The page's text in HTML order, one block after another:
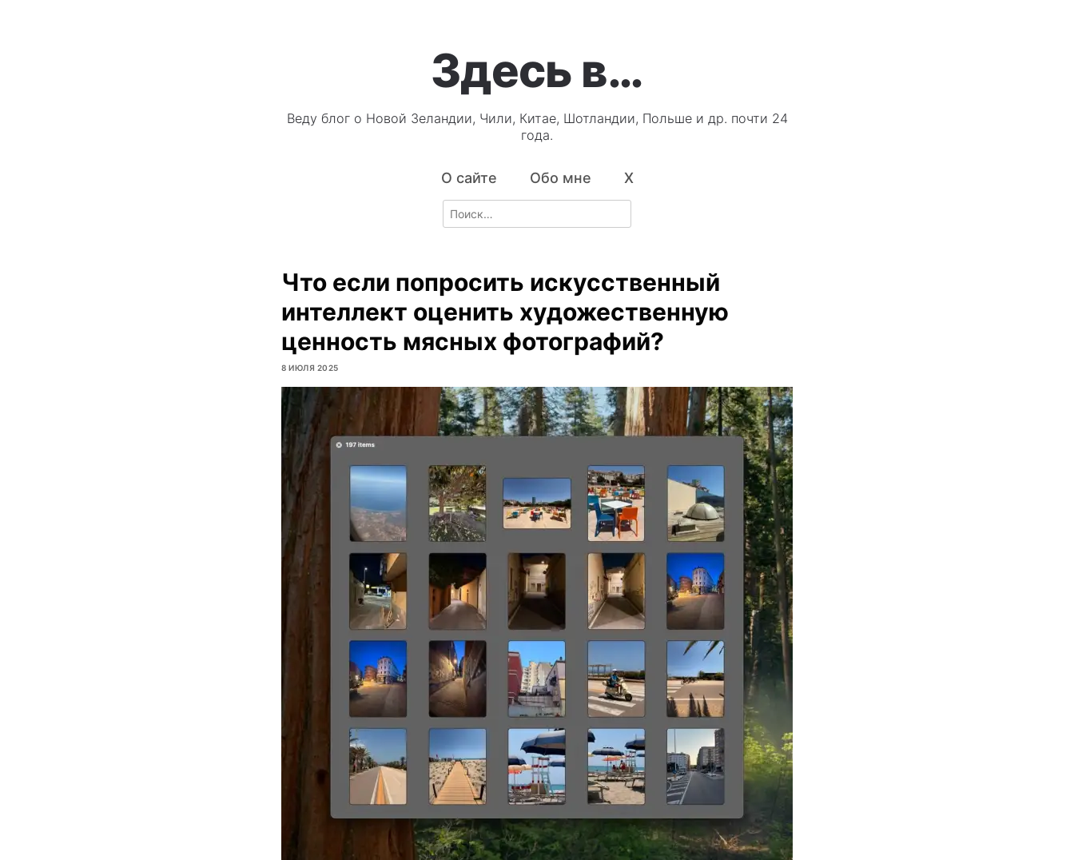
Здесь в…
Веду блог о Новой Зеландии, Чили, Китае, Шотландии, Польше и др. почти 24
года.
О сайте Обо мне X
Search
for:
Что если попросить искусственный
интеллект оценить художественную
ценность мясных фотографий?
8 ИЮЛЯ 2025